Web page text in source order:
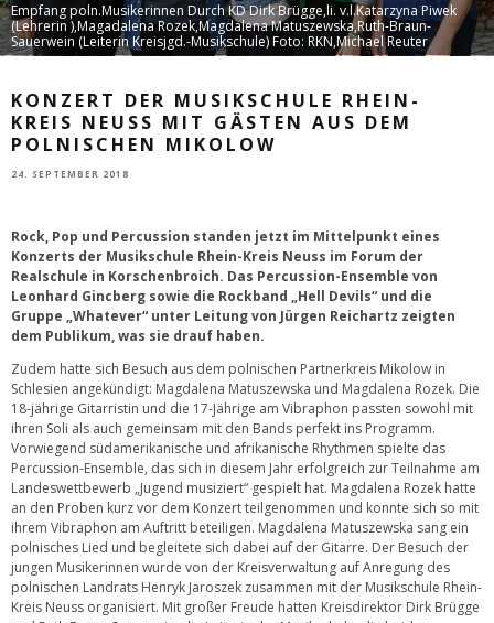
Empfang poln.Musikerinnen Durch KD Dirk Brügge,li. v.l.Katarzyna Piwek
(Lehrerin ),Magadalena Rozek,Magdalena Matuszewska,Ruth-Braun-
Sauerwein (Leiterin Kreisjgd.-Musikschule) Foto: RKN,Michael Reuter
KONZERT DER MUSIKSCHULE RHEIN-
KREIS NEUSS MIT GÄSTEN AUS DEM
POLNISCHEN MIKOLOW
24. SEPTEMBER 2018
Rock, Pop und Percussion standen jetzt im Mittelpunkt eines
Konzerts der Musikschule Rhein-Kreis Neuss im Forum der
Realschule in Korschenbroich. Das Percussion-Ensemble von
Leonhard Gincberg sowie die Rockband „Hell Devils“ und die
Gruppe „Whatever“ unter Leitung von Jürgen Reichartz zeigten
dem Publikum, was sie drauf haben.
Zudem hatte sich Besuch aus dem polnischen Partnerkreis Mikolow in
Schlesien angekündigt: Magdalena Matuszewska und Magdalena Rozek. Die
18-jährige Gitarristin und die 17-Jährige am Vibraphon passten sowohl mit
ihren Soli als auch gemeinsam mit den Bands perfekt ins Programm.
Vorwiegend südamerikanische und afrikanische Rhythmen spielte das
Percussion-Ensemble, das sich in diesem Jahr erfolgreich zur Teilnahme am
Landeswettbewerb „Jugend musiziert“ gespielt hat. Magdalena Rozek hatte
an den Proben kurz vor dem Konzert teilgenommen und konnte sich so mit
ihrem Vibraphon am Auftritt beteiligen. Magdalena Matuszewska sang ein
polnisches Lied und begleitete sich dabei auf der Gitarre. Der Besuch der
jungen Musikerinnen wurde von der Kreisverwaltung auf Anregung des
polnischen Landrats Henryk Jaroszek zusammen mit der Musikschule Rhein-
Kreis Neuss organisiert. Mit großer Freude hatten Kreisdirektor Dirk Brügge